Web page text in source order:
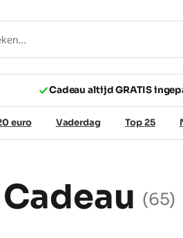
Cadeau altijd GRATIS
euro Vaderdag Top 25
(65)